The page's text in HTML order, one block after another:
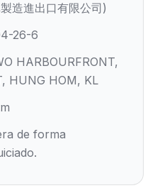
造進出口有限公司)
26-6
HARBOURFRONT,
HUNG HOM, KL
de forma